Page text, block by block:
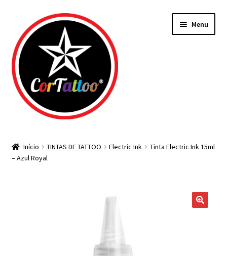
para
navegação
para
o
conteúdo
Menu
Agulhas
Início TINTAS DE TATTOO Electric Ink
Tinta Electric Ink 15ml
– Azul Royal